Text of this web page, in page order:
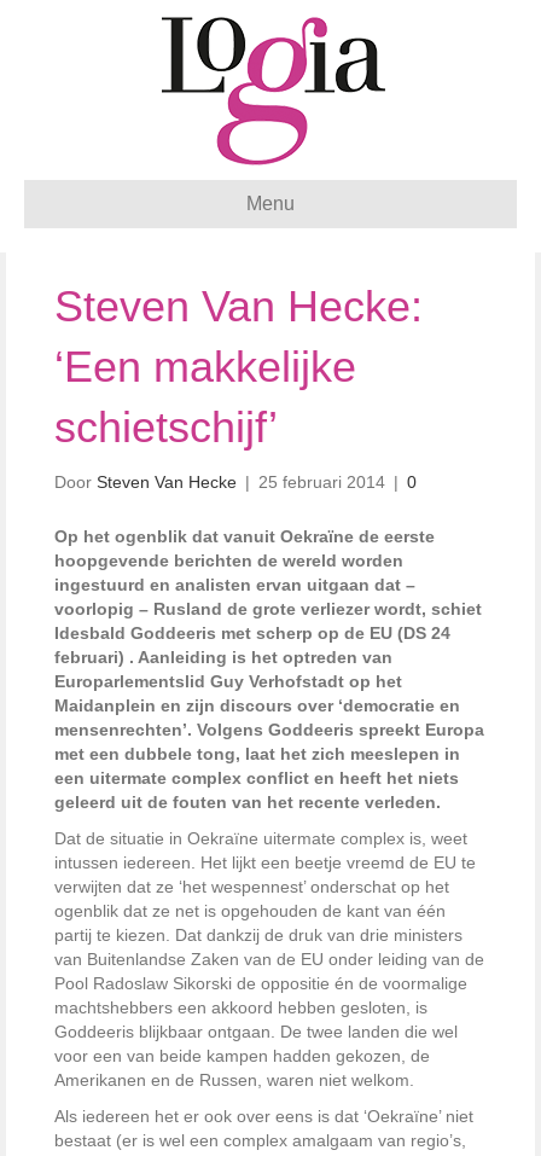
Menu
Steven Van Hecke:
‘Een makkelijke
schietschijf’
Door Steven Van Hecke | 25 februari 2014 | 0
Op het ogenblik dat vanuit Oekraïne de eerste
hoopgevende berichten de wereld worden
ingestuurd en analisten ervan uitgaan dat –
voorlopig – Rusland de grote verliezer wordt, schiet
Idesbald Goddeeris met scherp op de EU (DS 24
februari) . Aanleiding is het optreden van
Europarlementslid Guy Verhofstadt op het
Maidanplein en zijn discours over ‘democratie en
mensenrechten’. Volgens Goddeeris spreekt Europa
met een dubbele tong, laat het zich meeslepen in
een uitermate complex conflict en heeft het niets
geleerd uit de fouten van het recente verleden.
Dat de situatie in Oekraïne uitermate complex is, weet
intussen iedereen. Het lijkt een beetje vreemd de EU te
verwijten dat ze ‘het wespennest’ onderschat op het
ogenblik dat ze net is opgehouden de kant van één
partij te kiezen. Dat dankzij de druk van drie ministers
van Buitenlandse Zaken van de EU onder leiding van de
Pool Radoslaw Sikorski de oppositie én de voormalige
machtshebbers een akkoord hebben gesloten, is
Goddeeris blijkbaar ontgaan. De twee landen die wel
voor een van beide kampen hadden gekozen, de
Amerikanen en de Russen, waren niet welkom.
Als iedereen het er ook over eens is dat ‘Oekraïne’ niet
bestaat (er is wel een complex amalgaam van regio’s,